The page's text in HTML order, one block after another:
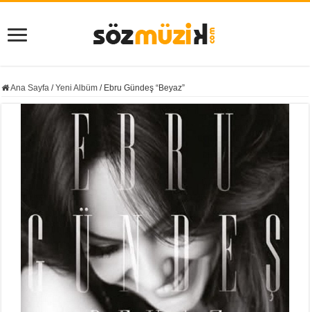
Ana Sayfa / Yeni Albüm / Ebru Gündeş “Beyaz”